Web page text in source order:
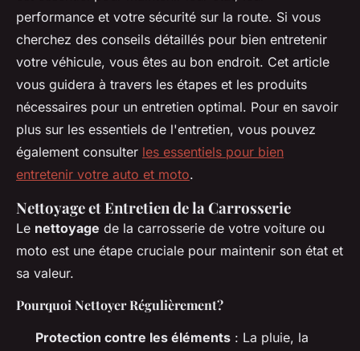
performance et votre sécurité sur la route. Si vous
cherchez des conseils détaillés pour bien entretenir
votre véhicule, vous êtes au bon endroit. Cet article
vous guidera à travers les étapes et les produits
nécessaires pour un entretien optimal. Pour en savoir
plus sur les essentiels de l'entretien, vous pouvez
également consulter les essentiels pour bien
entretenir votre auto et moto.
Nettoyage et Entretien de la Carrosserie
Le nettoyage de la carrosserie de votre voiture ou
moto est une étape cruciale pour maintenir son état et
sa valeur.
Pourquoi Nettoyer Régulièrement?
Protection contre les éléments : La pluie, la